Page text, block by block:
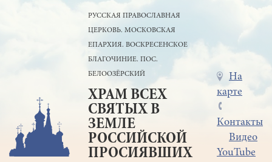
РУССКАЯ ПРАВОСЛАВНАЯ
ЦЕРКОВЬ. МОСКОВСКАЯ
ЕПАРХИЯ. ВОСКРЕСЕНСКОЕ
БЛАГОЧИНИЕ. ПОС.
БЕЛООЗЁРСКИЙ
ХРАМ ВСЕХ
СВЯТЫХ В
ЗЕМЛЕ
РОССИЙСКОЙ
ПРОСИЯВШИХ
Меню
в
шапке
На
карте
Контакты
Видео
YouTube